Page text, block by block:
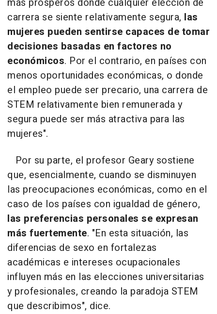
más prósperos donde cualquier elección de
carrera se siente relativamente segura, las
mujeres pueden sentirse capaces de tomar
decisiones basadas en factores no
económicos. Por el contrario, en países con
menos oportunidades económicas, o donde
el empleo puede ser precario, una carrera de
STEM relativamente bien remunerada y
segura puede ser más atractiva para las
mujeres".
Por su parte, el profesor Geary sostiene
que, esencialmente, cuando se disminuyen
las preocupaciones económicas, como en el
caso de los países con igualdad de género,
las preferencias personales se expresan
más fuertemente. "En esta situación, las
diferencias de sexo en fortalezas
académicas e intereses ocupacionales
influyen más en las elecciones universitarias
y profesionales, creando la paradoja STEM
que describimos", dice.